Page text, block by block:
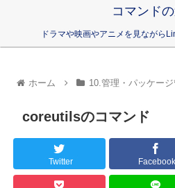
コマンド
ドラマや映画やアニメを見ながら
ホーム 10.管理・パッケー
coreutilsのコマンド
Twitter Facebook